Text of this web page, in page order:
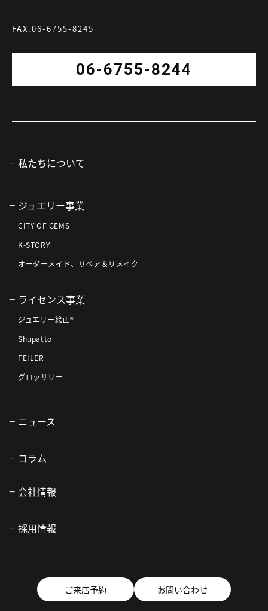
FAX.06-6755-8245
06-6755-8244
私たちについて
ジュエリー事業
CITY OF GEMS
K-STORY
オーダーメイド、リペア＆リメイク
ライセンス事業
ジュエリー絵画®
Shupatto
FEILER
グロッサリー
ニュース
コラム
会社情報
採用情報
ご来店予約 お問い合わせ